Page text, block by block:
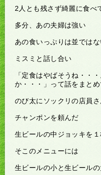
2人とも残さず綺麗に食べ
多分、あの夫婦は強い
あの食いっぷりは並では
ミスミと話し合い
「定食はやばそうね・・
か・・・」って話をまとめ
のび太にソックリの店員さ
チャンポンを頼んだ
生ビールの中ジョッキを
そこのメニューには
生ビールの小と生ビール